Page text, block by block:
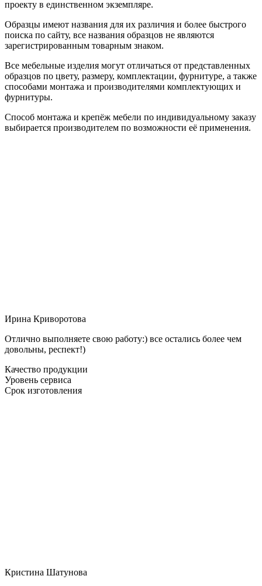
проекту в единственном экземпляре.
Образцы имеют названия для их различия и более быстрого
поиска по сайту, все названия образцов не являются
зарегистрированным товарным знаком.
Все мебельные изделия могут отличаться от представленных
образцов по цвету, размеру, комплектации, фурнитуре, а также
способами монтажа и производителями комплектующих и
фурнитуры.
Способ монтажа и крепёж мебели по индивидуальному заказу
выбирается производителем по возможности её применения.
Ирина Криворотова
Отлично выполняете свою работу:) все остались более чем
довольны, респект!)
Качество продукции
Уровень сервиса
Срок изготовления
Кристина Шатунова